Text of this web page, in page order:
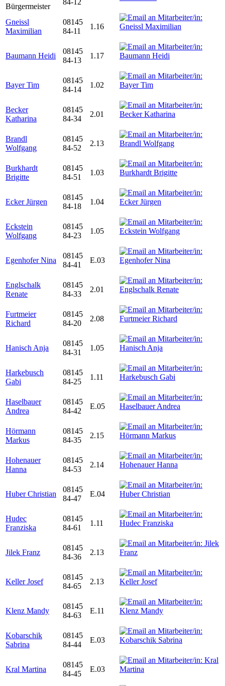
Bürgermeister
84-12
Gneissl
Maximilian
08145
84-11
1.16
Baumann Heidi
08145
84-13
1.17
Bayer Tim
08145
84-14
1.02
Becker
Katharina
08145
84-34
2.01
Brandl
Wolfgang
08145
84-52
2.13
Burkhardt
Brigitte
08145
84-51
1.03
Ecker Jürgen
08145
84-18
1.04
Eckstein
Wolfgang
08145
84-23
1.05
Egenhofer Nina
08145
84-41
E.03
Englschalk
Renate
08145
84-33
2.01
Furtmeier
Richard
08145
84-20
2.08
Hanisch Anja
08145
84-31
1.05
Harkebusch
Gabi
08145
84-25
1.11
Haselbauer
Andrea
08145
84-42
E.05
Hörmann
Markus
08145
84-35
2.15
Hohenauer
Hanna
08145
84-53
2.14
Huber Christian
08145
84-47
E.04
Hudec
Franziska
08145
84-61
1.11
Jilek Franz
08145
84-36
2.13
Keller Josef
08145
84-65
2.13
Klenz Mandy
08145
84-63
E.11
Kobarschik
Sabrina
08145
84-44
E.03
Kral Martina
08145
84-45
E.03